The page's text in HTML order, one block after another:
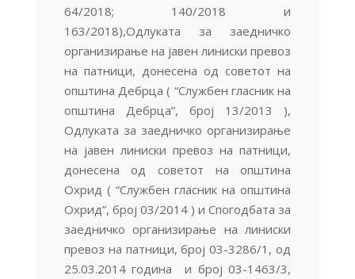
64/2018; 140/2018 и
163/2018),Одлуката за заедничко
организирање на јавен линиски превоз
на патници, донесена од советот на
општина Дебрца ( “Службен гласник на
општина Дебрца”, број 13/2013 ),
Одлуката за заедничко организирање
на јавен линиски превоз на патници,
донесена од советот на општина
Охрид ( “Службен гласник на општина
Охрид”, број 03/2014 ) и Спогодбата за
заедничко организирање на линиски
превоз на патници, број 03-3286/1, од
25.03.2014 година и број 03-1463/3,